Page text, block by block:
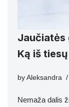
Jaučiatės
Ką iš
by Aleksandra
Nemaža dalis